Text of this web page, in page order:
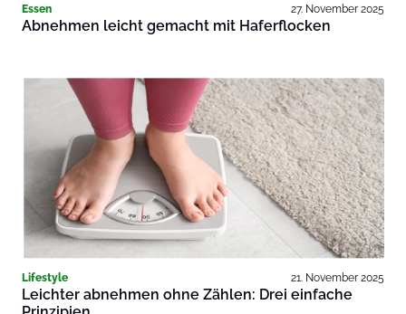
Essen 27. November 2025
Abnehmen leicht gemacht mit Haferflocken
Lifestyle 21. November 2025
Leichter abnehmen ohne Zählen: Drei einfache